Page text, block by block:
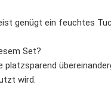
genügt ein feuchtes
Set?
platzsparend
wird.